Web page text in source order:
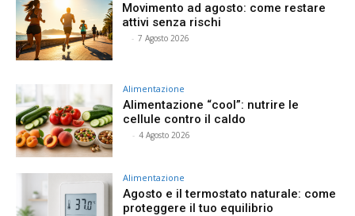
Movimento ad agosto: come restare
attivi senza rischi
- 7 Agosto 2026
Alimentazione
Alimentazione “cool”: nutrire le
cellule contro il caldo
- 4 Agosto 2026
Alimentazione
Agosto e il termostato naturale: come
proteggere il tuo equilibrio